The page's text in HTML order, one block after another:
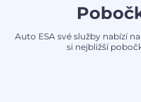
Auto ESA své služby nabízí
si nejbližší